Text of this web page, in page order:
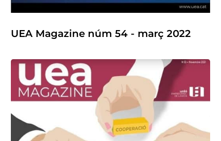
UEA Magazine núm 54 - març 2022